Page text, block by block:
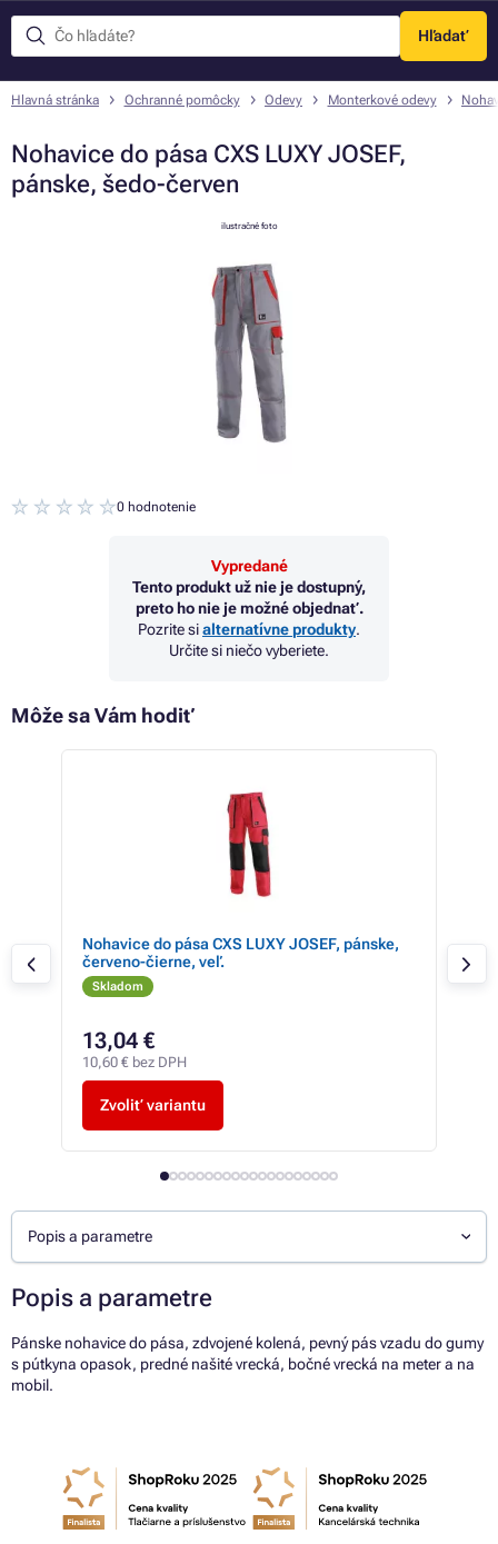
Hľadať
Menu
Hlavná stránka Ochranné pomôcky Odevy Monterkové odevy
Nohavice do pása CXS LUXY JOSEF,
pánske, šedo-červen
ilustračné foto
0 hodnotenie
Vypredané
Tento produkt už nie je dostupný,
preto ho nie je možné objednať.
Pozrite sialternatívne produkty.
Určite si niečo vyberiete.
Môže sa Vám hodiť
Nohavice do pása CXS LUXY JOSEF, pánske,
červeno-čierne, veľ.
Skladom
13,04 €
10,60 € bez DPH
Zvoliť variantu
Popis a parametre
Popis a parametre
Pánske nohavice do pása, zdvojené kolená, pevný pás vzadu do gumy
s pútkyna opasok, predné našité vrecká, bočné vrecká na meter a na
mobil.